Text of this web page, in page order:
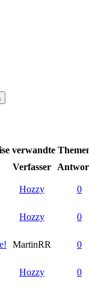
verwandte
Verfasser
Hozzy 0
Hozzy 0
MartinRR 0
Hozzy 0